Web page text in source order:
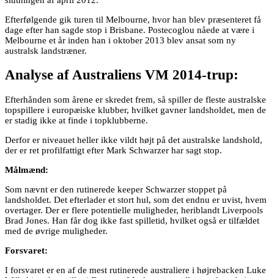
Efterfølgende gik turen til Melbourne, hvor han blev præsenteret få
dage efter han sagde stop i Brisbane. Postecoglou nåede at være i
Melbourne et år inden han i oktober 2013 blev ansat som ny
australsk landstræner.
Analyse af Australiens VM 2014-trup:
Efterhånden som årene er skredet frem, så spiller de fleste australske
topspillere i europæiske klubber, hvilket gavner landsholdet, men de
er stadig ikke at finde i topklubberne.
Derfor er niveauet heller ikke vildt højt på det australske landshold,
der er ret profilfattigt efter Mark Schwarzer har sagt stop.
Målmænd:
Som nævnt er den rutinerede keeper Schwarzer stoppet på
landsholdet. Det efterlader et stort hul, som det endnu er uvist, hvem
overtager. Der er flere potentielle muligheder, heriblandt Liverpools
Brad Jones. Han får dog ikke fast spilletid, hvilket også er tilfældet
med de øvrige muligheder.
Forsvaret:
I forsvaret er en af de mest rutinerede australiere i højrebacken Luke